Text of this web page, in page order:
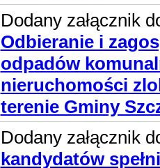
Dodany załącznik
Odbieranie i
odpadów
nieruchomości
terenie Gminy
Dodany załącznik
kandydatów